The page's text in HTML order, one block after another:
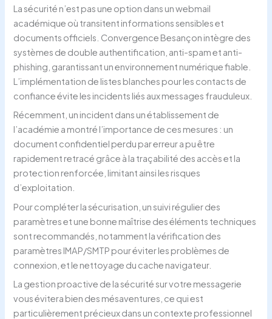
La sécurité n’est pas une option dans un webmail
académique où transitent informations sensibles et
documents officiels. Convergence Besançon intègre des
systèmes de double authentification, anti-spam et anti-
phishing, garantissant un environnement numérique fiable.
L’implémentation de listes blanches pour les contacts de
confiance évite les incidents liés aux messages frauduleux.
Récemment, un incident dans un établissement de
l’académie a montré l’importance de ces mesures : un
document confidentiel perdu par erreur a pu être
rapidement retracé grâce à la traçabilité des accès et la
protection renforcée, limitant ainsi les risques
d’exploitation.
Pour compléter la sécurisation, un suivi régulier des
paramètres et une bonne maîtrise des éléments techniques
sont recommandés, notamment la vérification des
paramètres IMAP/SMTP pour éviter les problèmes de
connexion, et le nettoyage du cache navigateur.
La gestion proactive de la sécurité sur votre messagerie
vous évitera bien des mésaventures, ce qui est
particulièrement précieux dans un contexte professionnel